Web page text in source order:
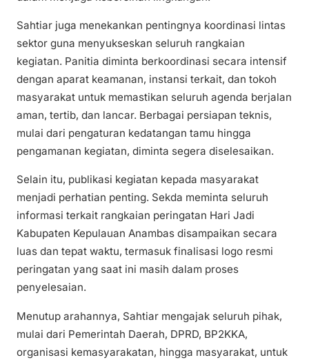
Sahtiar juga menekankan pentingnya koordinasi lintas
sektor guna menyukseskan seluruh rangkaian
kegiatan. Panitia diminta berkoordinasi secara intensif
dengan aparat keamanan, instansi terkait, dan tokoh
masyarakat untuk memastikan seluruh agenda berjalan
aman, tertib, dan lancar. Berbagai persiapan teknis,
mulai dari pengaturan kedatangan tamu hingga
pengamanan kegiatan, diminta segera diselesaikan.
Selain itu, publikasi kegiatan kepada masyarakat
menjadi perhatian penting. Sekda meminta seluruh
informasi terkait rangkaian peringatan Hari Jadi
Kabupaten Kepulauan Anambas disampaikan secara
luas dan tepat waktu, termasuk finalisasi logo resmi
peringatan yang saat ini masih dalam proses
penyelesaian.
Menutup arahannya, Sahtiar mengajak seluruh pihak,
mulai dari Pemerintah Daerah, DPRD, BP2KKA,
organisasi kemasyarakatan, hingga masyarakat, untuk